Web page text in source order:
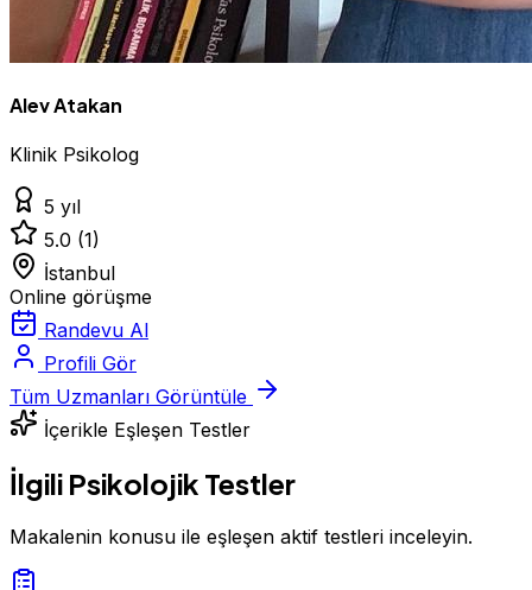
Alev Atakan
Klinik Psikolog
5 yıl
5.0 (1)
İstanbul
Online görüşme
Randevu Al
Profili Gör
Tüm Uzmanları Görüntüle
İçerikle Eşleşen Testler
İlgili Psikolojik Testler
Makalenin konusu ile eşleşen aktif testleri inceleyin.